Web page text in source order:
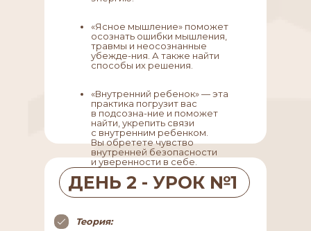
«Ясное мышление» поможет
осознать ошибки мышления,
травмы и неосознанные
убежде-ния. А также найти
способы их решения.
«Внутренний ребенок» — эта
практика погрузит вас
в подсозна-ние и поможет
найти, укрепить связи
с внутренним ребенком.
Вы обретете чувство
внутренней безопасности
и уверенности в себе.
ДЕНЬ 2 - УРОК №1
Теория: